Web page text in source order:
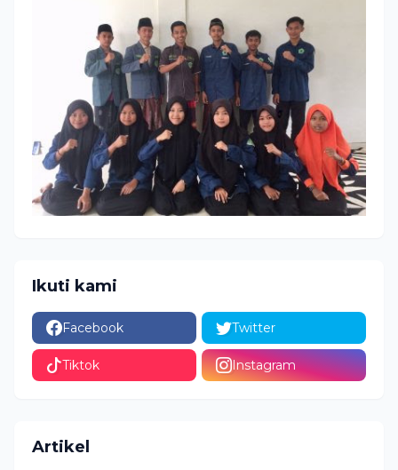
Ikuti kami
Facebook Twitter
Tiktok Instagram
Artikel